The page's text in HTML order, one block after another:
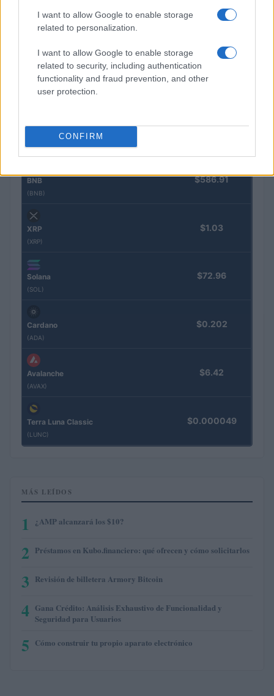
I want to allow Google to enable storage
related to personalization.
I want to allow Google to enable storage
related to security, including authentication
functionality and fraud prevention, and other
user protection.
CONFIRM
COTIZACIONES CRYPTO
Precio
Bitcoin
(BTC)
$64,360.00
Ethereum
BNB
(BNB)
$586.91
XRP
(XRP)
$1.03
Solana
(SOL)
$72.96
Cardano
(ADA)
$0.202
Avalanche
(AVAX)
$6.42
Terra Luna Classic
(LUNC)
$0.000049
MÁS LEÍDOS
1 ¿AMP alcanzará los $10?
2 Préstamos en Kubo.financiero: qué ofrecen y cómo solicitarlos
3 Revisión de billetera Armory Bitcoin
4 Gana Crédito: Análisis Exhaustivo de Funcionalidad y
Seguridad para Usuarios
5 Cómo construir tu propio aparato electrónico